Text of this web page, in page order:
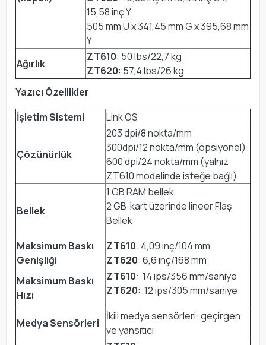
15,58 inç Y
505 mm U x 341,45 mm G x 395,68 mm
Y
Ağırlık
ZT610: 50 lbs/22,7 kg
ZT620: 57,4 lbs/26 kg
Yazıcı Özellikler
İşletim Sistemi
Link OS
Çözünürlük
203 dpi/8 nokta/mm
300dpi/12 nokta/mm (opsiyonel)
600 dpi/24 nokta/mm (yalnız
ZT610 modelinde isteğe bağlı)
Bellek
1 GB RAM bellek
2 GB kart üzerinde lineer Flaş
Bellek
Maksimum Baskı
Genişliği
ZT610: 4,09 inç/104 mm
ZT620: 6,6 inç/168 mm
Maksimum Baskı
Hızı
ZT610: 14 ips/356 mm/saniye
ZT620: 12 ips/305 mm/saniye
Medya Sensörleri
İkili medya sensörleri: geçirgen
ve yansıtıcı